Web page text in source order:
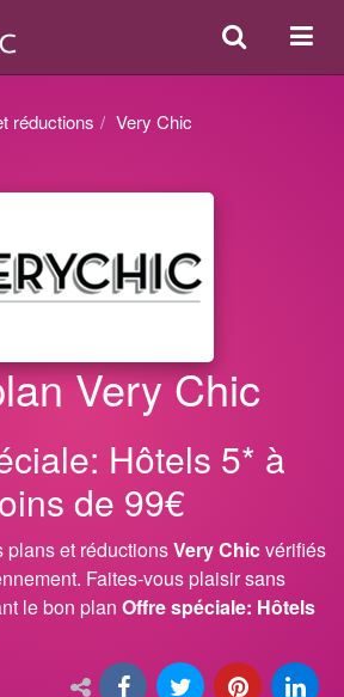
ou
Search
réductions
Very Chic
Very Chic
Hôtels 5* à
de 99€
plans et réductionsVery Chicvérifiés
Faites-vous plaisir sans
le bon plan Offre spéciale: Hôtels